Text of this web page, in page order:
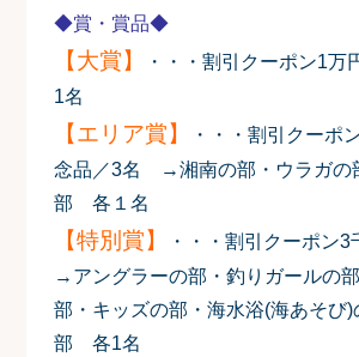
◆賞・賞品◆
【大賞】 ・・・ 割引クーポン1万
1名
【エリア賞】 ・・・ 割引クーポ
念品／3名
→湘南の部・ウラガの
部 各１名
【特別賞】 ・・・ 割引クーポン3
→アングラーの部・釣りガールの
部・キッズの部・海水浴(海あそび)
部 各1名